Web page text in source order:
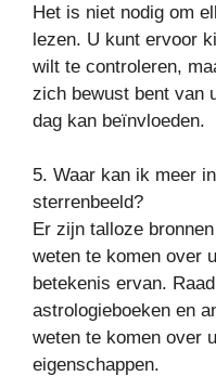
Het is niet nodig om
lezen. U kunt ervoor
wilt te controleren,
zich bewust bent van
dag kan beïnvloeden.
5. Waar kan ik meer
sterrenbeeld?
Er zijn talloze
weten te komen over
betekenis ervan.
astrologieboeken en
weten te komen over
eigenschappen.